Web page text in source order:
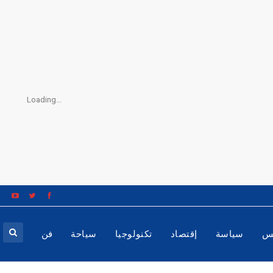
Loading...
سياسة إقتصاد تكنولوجيا سياحة فن